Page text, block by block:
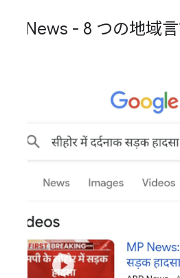
ABP News - 8 つの地域